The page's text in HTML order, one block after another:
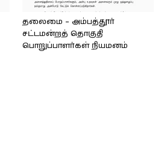
தலைமை – அம்பத்தூர்
சட்டமன்றத் தொகுதி
பொறுப்பாளர்கள் நியமனம்